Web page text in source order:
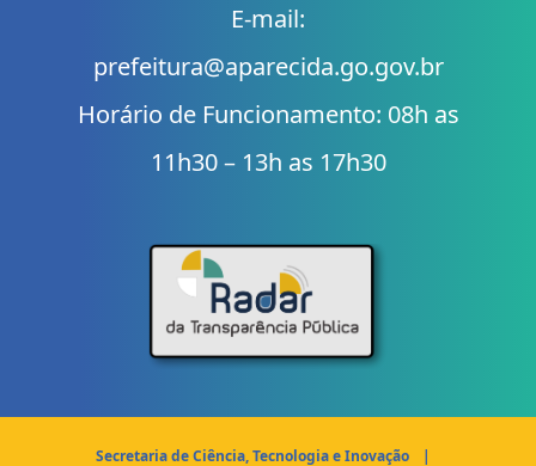
E-mail:
prefeitura@aparecida.go.gov.br
Horário de Funcionamento: 08h as
11h30 – 13h as 17h30
Secretaria de Ciência, Tecnologia e Inovação |